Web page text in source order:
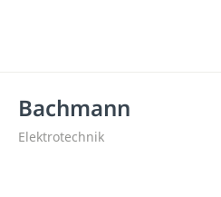
Bachmann
Elektrotechnik